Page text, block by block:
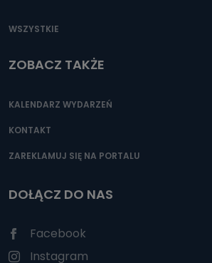
WSZYSTKIE
ZOBACZ TAKŻE
KALENDARZ WYDARZEŃ
KONTAKT
ZAREKLAMUJ SIĘ NA PORTALU
DOŁĄCZ DO NAS
Facebook
Instagram